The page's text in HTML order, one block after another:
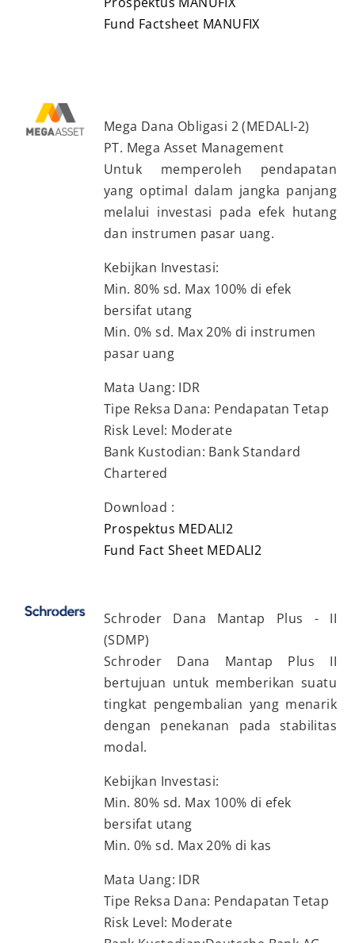
Fund Factsheet MANUFIX
Mega Dana Obligasi 2 (MEDALI-2)
PT. Mega Asset Management
Untuk memperoleh pendapatan
yang optimal dalam jangka panjang
melalui investasi pada efek hutang
dan instrumen pasar uang.
Kebijkan Investasi:
Min. 80% sd. Max 100% di efek
bersifat utang
Min. 0% sd. Max 20% di instrumen
pasar uang
Mata Uang: IDR
Tipe Reksa Dana: Pendapatan Tetap
Risk Level: Moderate
Bank Kustodian: Bank Standard
Chartered
Download :
Prospektus MEDALI2
Fund Fact Sheet MEDALI2
Schroder Dana Mantap Plus - II
(SDMP)
Schroder Dana Mantap Plus II
bertujuan untuk memberikan suatu
tingkat pengembalian yang menarik
dengan penekanan pada stabilitas
modal.
Kebijkan Investasi:
Min. 80% sd. Max 100% di efek
bersifat utang
Min. 0% sd. Max 20% di kas
Mata Uang: IDR
Tipe Reksa Dana: Pendapatan Tetap
Risk Level: Moderate